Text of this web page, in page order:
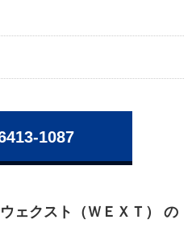
1087
ェクスト（ＷＥＸＴ） の